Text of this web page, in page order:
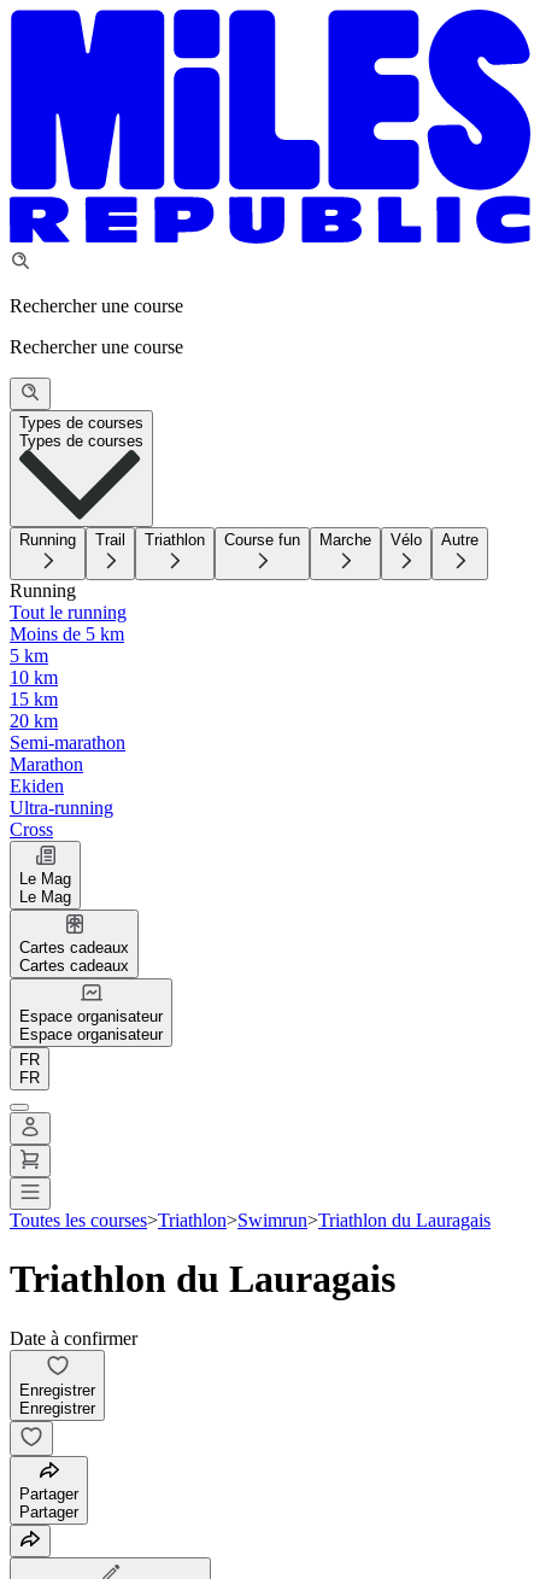
Rechercher une course
Rechercher une course
Types de courses
Types de courses
Running Trail Triathlon Course fun Marche Vélo Autre
Running
Tout le running
Moins de 5 km
5 km
10 km
15 km
20 km
Semi-marathon
Marathon
Ekiden
Ultra-running
Cross
Le Mag
Le Mag
Cartes cadeaux
Cartes cadeaux
Espace organisateur
Espace organisateur
FR
FR
Toutes les courses>Triathlon>Swimrun>Triathlon du Lauragais
Triathlon du Lauragais
Date à confirmer
Enregistrer
Enregistrer
Partager
Partager